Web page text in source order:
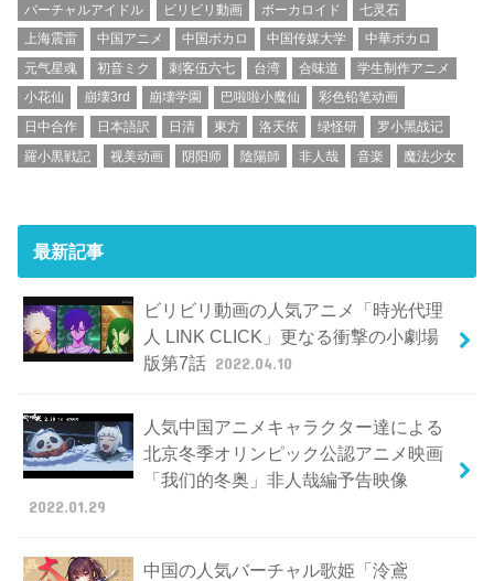
バーチャルアイドル
ビリビリ動画 ボーカロイド
七灵石
上海震雷
中国アニメ 中国ボカロ 中国传媒大学
中華ボカロ
元气星魂
初音ミク 刺客伍六七 台湾 合味道
学生制作アニメ
小花仙
崩壊3rd 崩壊学園 巴啦啦小魔仙
彩色铅笔动画
日中合作
日本語訳 日清 東方 洛天依 绿怪研
罗小黑战记
羅小黒戦記
视美动画 阴阳师 陰陽師 非人哉 音楽 魔法少女
最新記事
ビリビリ動画の人気アニメ「時光代理
人 LINK CLICK」更なる衝撃の小劇場
版第7話 2022.04.10
人気中国アニメキャラクター達による
北京冬季オリンピック公認アニメ映画
「我们的冬奥」非人哉編予告映像
2022.01.29
中国の人気バーチャル歌姫「泠鳶